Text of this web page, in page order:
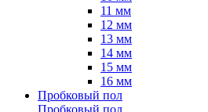
11 мм
12 мм
13 мм
14 мм
15 мм
16 мм
Пробковый пол
Пробковый пол